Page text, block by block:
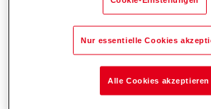
Warum kann ich ein Angebot
bestellen?
Wo finde ich die weiteren
zum Angebot (ErP-Label,
Nur essentielle Cookies
Alle Cookies akzeptieren